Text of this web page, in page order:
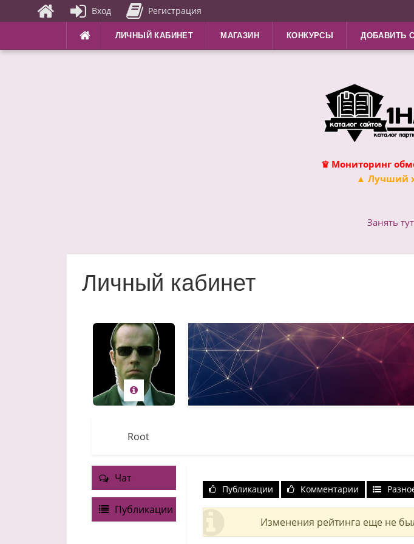
ЛИЧНЫЙ КАБИНЕТ МАГАЗИН КОНКУРСЫ ДОБАВИТЬ
♛ Мониторинг
▲ Лучший
Занять
Личный кабинет
Root
Чат
Публикации
Публикации Комментарии
Изменения рейтинга еще не
Вход Регистрация